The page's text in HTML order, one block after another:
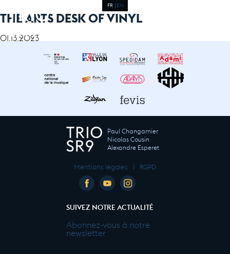
FR EN
THE ARTS DESK OF VINYL
01.13.2023
Paul Changarnier
Nicolas Cousin
Alexandre Esperet
Mentions légales I RGPD
SUIVEZ NOTRE ACTUALITÉ
Abonnez-vous à notre
newsletter